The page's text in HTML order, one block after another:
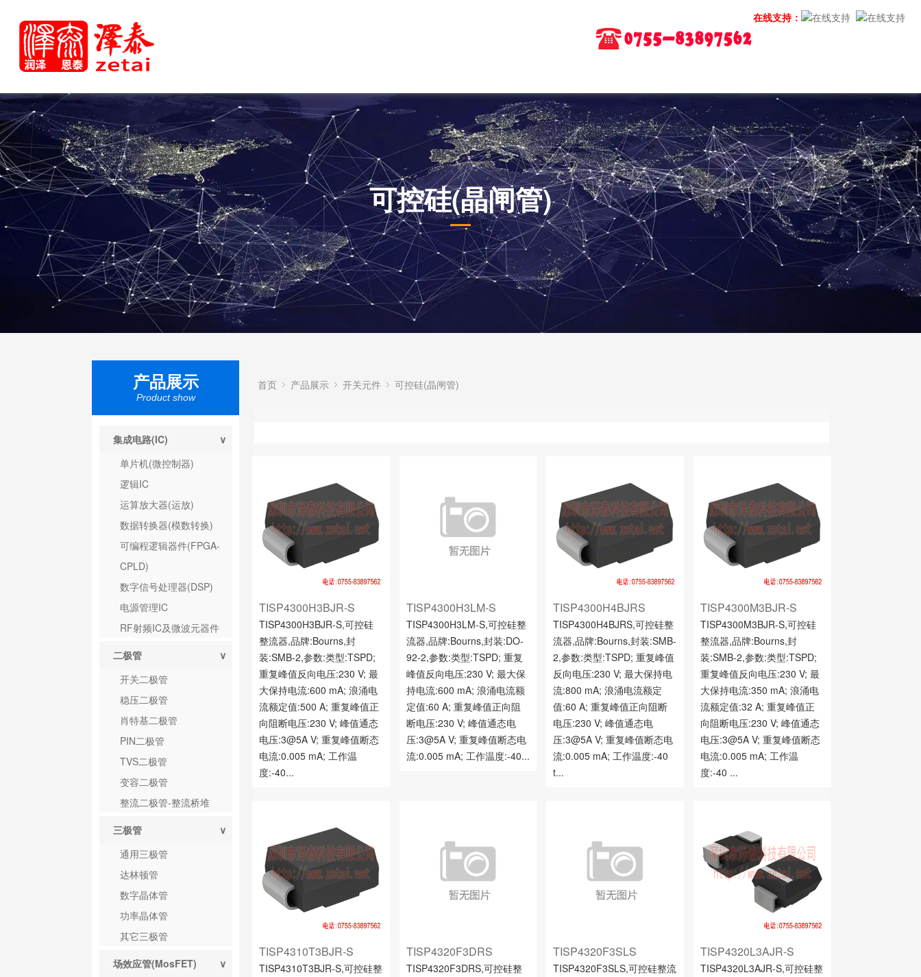
在线支持：
可控硅(晶闸管)
首页 产品展示 开关元件 可控硅(晶闸管)
TISP4300H3BJR-S
TISP4300H3BJR-S,可控硅
整流器,品牌:Bourns,封
装:SMB-2,参数:类型:TSPD;
重复峰值反向电压:230 V; 最
大保持电流:600 mA; 浪涌电
流额定值:500 A; 重复峰值正
向阻断电压:230 V; 峰值通态
电压:3@5A V; 重复峰值断态
电流:0.005 mA; 工作温
度:-40...
TISP4300H3LM-S
TISP4300H3LM-S,可控硅整
流器,品牌:Bourns,封装:DO-
92-2,参数:类型:TSPD; 重复
峰值反向电压:230 V; 最大保
持电流:600 mA; 浪涌电流额
定值:60 A; 重复峰值正向阻
断电压:230 V; 峰值通态电
压:3@5A V; 重复峰值断态电
流:0.005 mA; 工作温度:-40...
TISP4300H4BJRS
TISP4300H4BJRS,可控硅整
流器,品牌:Bourns,封装:SMB-
2,参数:类型:TSPD; 重复峰值
反向电压:230 V; 最大保持电
流:800 mA; 浪涌电流额定
值:60 A; 重复峰值正向阻断
电压:230 V; 峰值通态电
压:3@5A V; 重复峰值断态电
流:0.005 mA; 工作温度:-40
t...
TISP4300M3BJR-S
TISP4300M3BJR-S,可控硅
整流器,品牌:Bourns,封
装:SMB-2,参数:类型:TSPD;
重复峰值反向电压:230 V; 最
大保持电流:350 mA; 浪涌电
流额定值:32 A; 重复峰值正
向阻断电压:230 V; 峰值通态
电压:3@5A V; 重复峰值断态
电流:0.005 mA; 工作温
度:-40 ...
TISP4310T3BJR-S
TISP4310T3BJR-S,可控硅整
TISP4320F3DRS
TISP4320F3DRS,可控硅整
TISP4320F3SLS
TISP4320F3SLS,可控硅整流
TISP4320L3AJR-S
TISP4320L3AJR-S,可控硅整
产品展示
Product show
集成电路(IC)
∨
单片机(微控制器)
逻辑IC
运算放大器(运放)
数据转换器(模数转换)
可编程逻辑器件(FPGA-
CPLD)
数字信号处理器(DSP)
电源管理IC
RF射频IC及微波元器件
二极管
∨
开关二极管
稳压二极管
肖特基二极管
PIN二极管
TVS二极管
变容二极管
整流二极管-整流桥堆
三极管
∨
通用三极管
达林顿管
数字晶体管
功率晶体管
其它三极管
场效应管(MosFET)
∨